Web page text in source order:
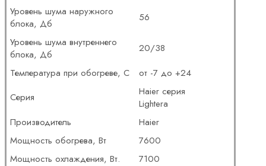
Уровень шума наружного
блока, Дб
56
Уровень шума внутреннего
блока, Дб
20/38
Температура при обогреве, С
от -7 до +24
Серия
Haier серия
Lightera
Производитель
Haier
Мощность обогрева, Вт
7600
Мощность охлаждения, Вт.
7100